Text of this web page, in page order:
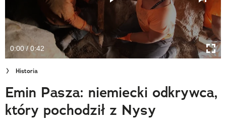
Newsletter
Cuda Polski
Wielki Konkurs Fotograficzny
Trendbook Podróżniczy
Polecane
0:00 / 0:42
Historia
Emin Pasza: niemiecki odkrywca,
który pochodził z Nysy